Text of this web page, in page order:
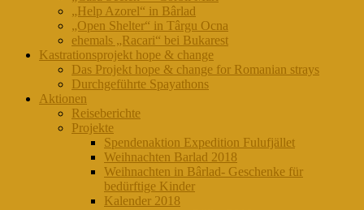
„Help Azorel“ in Bârlad
„Open Shelter“ in Târgu Ocna
ehemals „Racari“ bei Bukarest
Kastrationsprojekt hope & change
Das Projekt hope & change for Romanian strays
Durchgeführte Spayathons
Aktionen
Reiseberichte
Projekte
Spendenaktion Expedition Fulufjället
Weihnachten Barlad 2018
Weihnachten in Bârlad- Geschenke für
bedürftige Kinder
Kalender 2018